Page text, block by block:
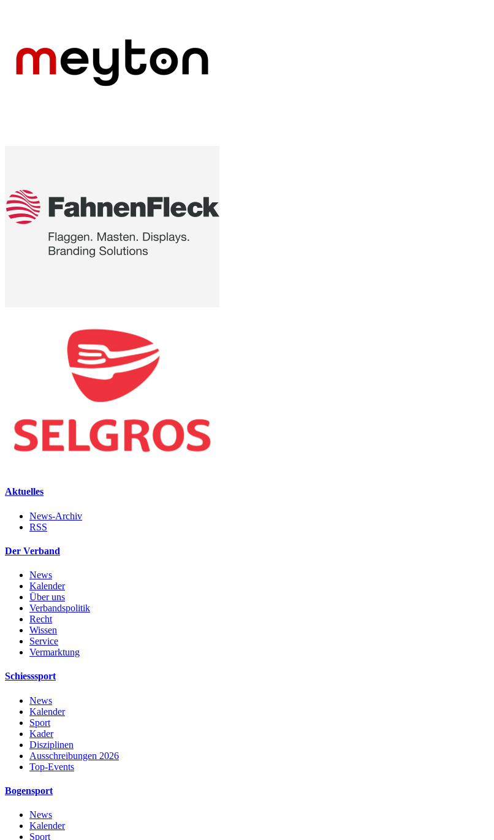
Aktuelles
News-Archiv
RSS
Der Verband
News
Kalender
Über uns
Verbandspolitik
Recht
Wissen
Service
Vermarktung
Schiesssport
News
Kalender
Sport
Kader
Disziplinen
Ausschreibungen 2026
Top-Events
Bogensport
News
Kalender
Sport